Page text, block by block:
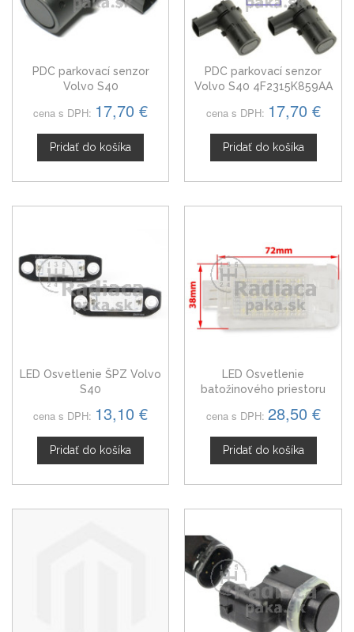
PDC parkovací senzor
Volvo S40
cena s DPH: 17,70 €
Pridať do košíka
PDC parkovací senzor
Volvo S40 4F2315K859AA
cena s DPH: 17,70 €
Pridať do košíka
LED Osvetlenie ŠPZ Volvo
S40
cena s DPH: 13,10 €
Pridať do košíka
LED Osvetlenie
batožinového priestoru
cena s DPH: 28,50 €
Pridať do košíka